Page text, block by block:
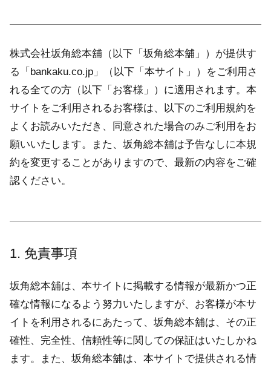
株式会社坂角総本舖（以下「坂角総本舖」）が提供す
る「bankaku.co.jp」（以下「本サイト」）をご利用さ
れる全ての方（以下「お客様」）に適用されます。本
サイトをご利用されるお客様は、以下のご利用規約を
よくお読みいただき、同意された場合のみご利用をお
願いいたします。また、坂角総本舖は予告なしに本規
約を変更することがありますので、最新の内容をご確
認ください。
1. 免責事項
坂角総本舖は、本サイトに掲載する情報が最新かつ正
確な情報になるよう努力いたしますが、お客様が本サ
イトを利用されるにあたって、坂角総本舖は、その正
確性、完全性、信頼性等に関しての保証はいたしかね
ます。また、坂角総本舖は、本サイトで提供される情